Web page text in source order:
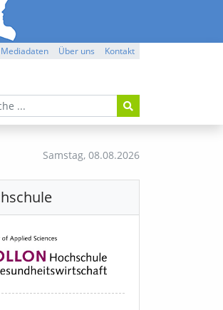
Mediadaten Über uns Kontakt
Samstag, 08.08.2026